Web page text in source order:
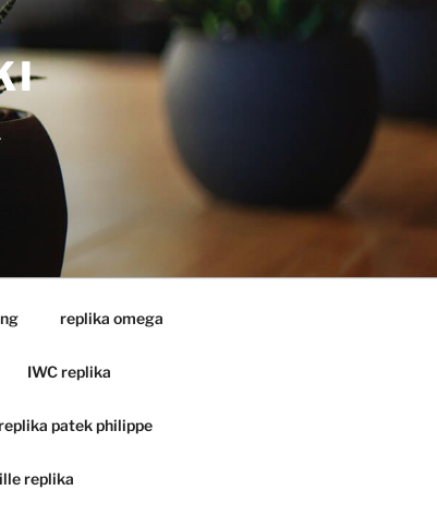
replika omega
IWC replika
patek philippe
replika